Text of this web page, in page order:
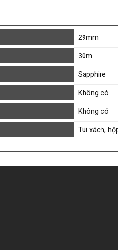
29mm
30m
Sapphire
Không có
Không có
Túi xách,